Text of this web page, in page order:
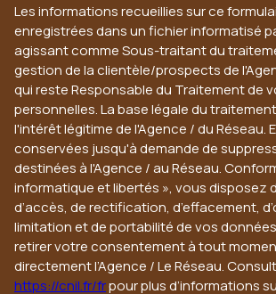
Les informations recueillies sur ce
enregistrées dans un fichier informatisé
agissant comme Sous-traitant du
gestion de la clientèle/prospects de
qui reste Responsable du Traitement de
personnelles. La base légale du
l'intérêt légitime de l'Agence / du Réseau.
conservées jusqu'à demande de
destinées à l'Agence / au Réseau.
informatique et libertés », vous disposez
d’accès, de rectification, d’effacement,
limitation et de portabilité de vos
retirer votre consentement à tout
directement l’Agence / Le Réseau.
https://cnil.fr/frpour plus d’informations